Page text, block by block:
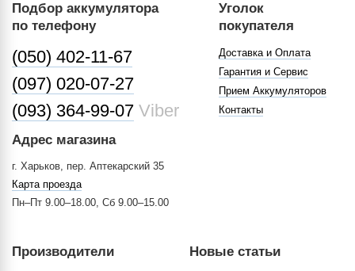
Подбор аккумулятора
по телефону
(050) 402-11-67
(097) 020-07-27
(093) 364-99-07 Viber
Адрес магазина
г. Харьков, пер. Аптекарский 35
Карта проезда
Пн–Пт 9.00–18.00, Сб 9.00–15.00
Уголок
покупателя
Доставка и Оплата
Гарантия и Сервис
Прием Аккумуляторов
Контакты
Производители Новые статьи